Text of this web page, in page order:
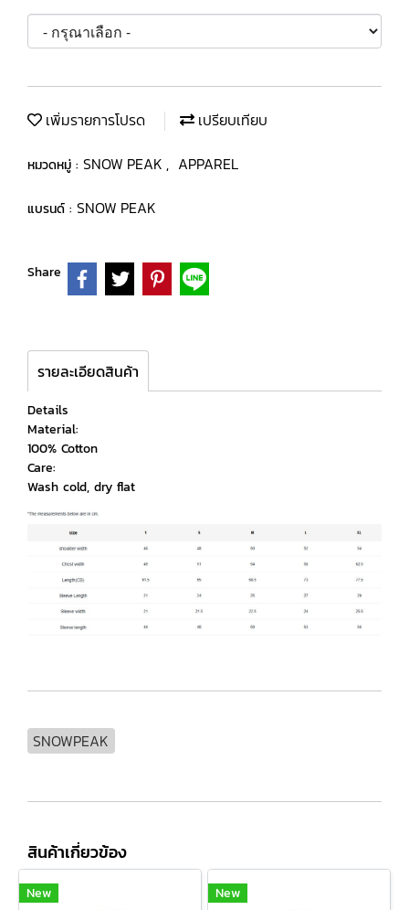
เพิ่มรายการโปรด เปรียบเทียบ
หมวดหมู่ : SNOW PEAK , APPAREL
แบรนด์ : SNOW PEAK
Share
รายละเอียดสินค้า
Details
Material:
100% Cotton
Care:
Wash cold, dry flat
SNOWPEAK
สินค้าเกี่ยวข้อง
New New